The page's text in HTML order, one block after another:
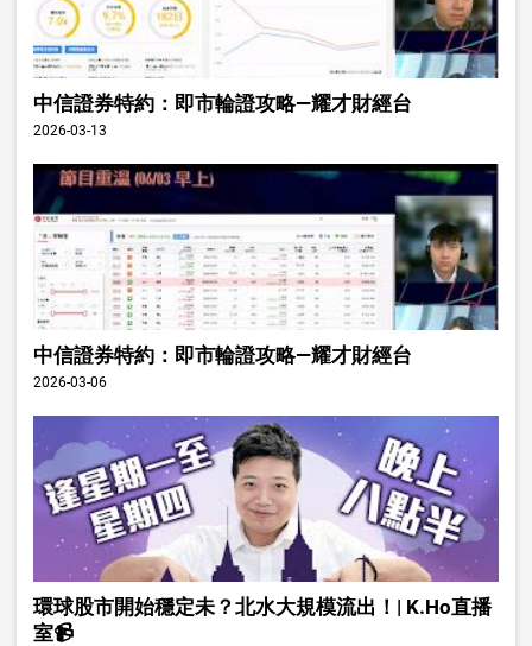
中信證券特約：即市輪證攻略—耀才財經台
2026-03-13
中信證券特約：即市輪證攻略—耀才財經台
2026-03-06
環球股市開始穩定未？北水大規模流出！| K.Ho直播
室📹